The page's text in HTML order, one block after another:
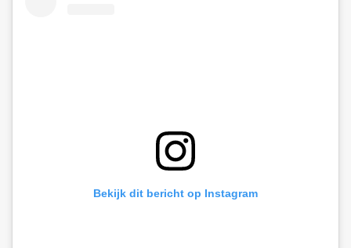
Bekijk dit bericht op Instagram